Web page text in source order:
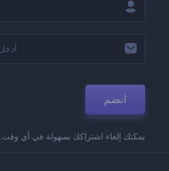
انضم
يمكنك إلغاء اشتراكك بسهولة في أي وقت.